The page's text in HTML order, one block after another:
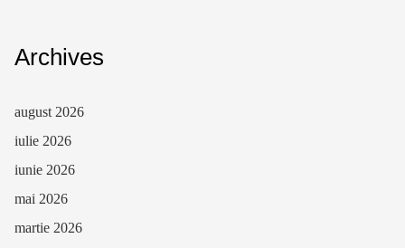
Archives
august 2026
iulie 2026
iunie 2026
mai 2026
martie 2026